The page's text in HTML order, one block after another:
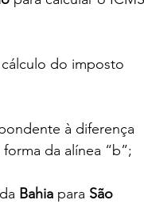
do imposto
à diferença
da alínea “b”;
Bahia para São